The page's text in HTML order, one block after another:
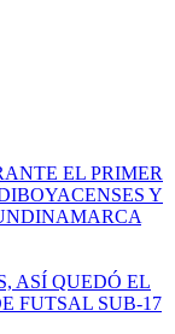
EL PRIMER
Y
ASÍ QUEDÓ EL
FUTSAL SUB-17